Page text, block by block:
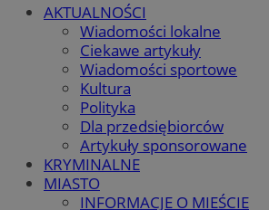
AKTUALNOŚCI
Wiadomości lokalne
Ciekawe artykuły
Wiadomości sportowe
Kultura
Polityka
Dla przedsiębiorców
Artykuły sponsorowane
KRYMINALNE
MIASTO
INFORMACJE O MIEŚCIE